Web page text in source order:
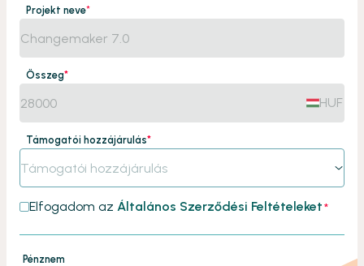
Projekt neve*
Összeg*
HUF
Támogatói hozzájárulás*
Támogatói hozzájárulás
Elfogadom az Általános Szerződési Feltételeket*
Pénznem